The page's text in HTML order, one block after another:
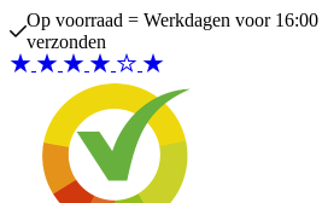
Ga naar de inhoud
Op voorraad = Werkdagen voor
verzonden